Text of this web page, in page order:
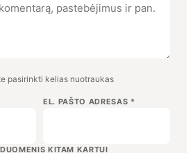
pasirinkti kelias nuotraukas
EL. PAŠTO ADRESAS *
KITAM KARTUI